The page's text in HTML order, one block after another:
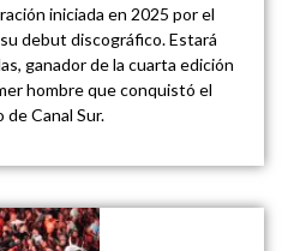
iniciada en 2025 por el
debut discográfico. Estará
ganador de la cuarta edición
hombre que conquistó el
de Canal Sur.